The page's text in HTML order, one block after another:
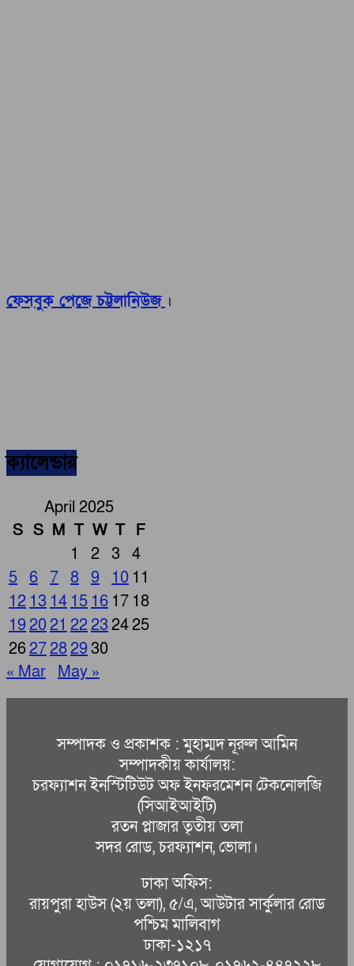
ফেসবুক পেজে চট্টলানিউজ ।
ক্যালেন্ডার
April 2025
S S M T W T F
1
2 3
4
5
6 7 8 9 10 11
12 13 14 15 16 17 18
192021 22232425
2627282930
« Mar
May »
সম্পাদক ও প্রকাশক : মুহাম্মদ নূরুল আমিন
সম্পাদকীয় কার্যালয়:
চরফ্যাশন ইনস্টিটিউট অফ ইনফরমেশন টেকনোলজি
(সিআইআইটি)
রতন প্লাজার তৃতীয় তলা
সদর রোড, চরফ্যাশন, ভোলা।
ঢাকা অফিস:
রায়পুরা হাউস (২য় তলা), ৫/এ, আউটার সার্কুলার রোড
পশ্চিম মালিবাগ
ঢাকা-১২১৭